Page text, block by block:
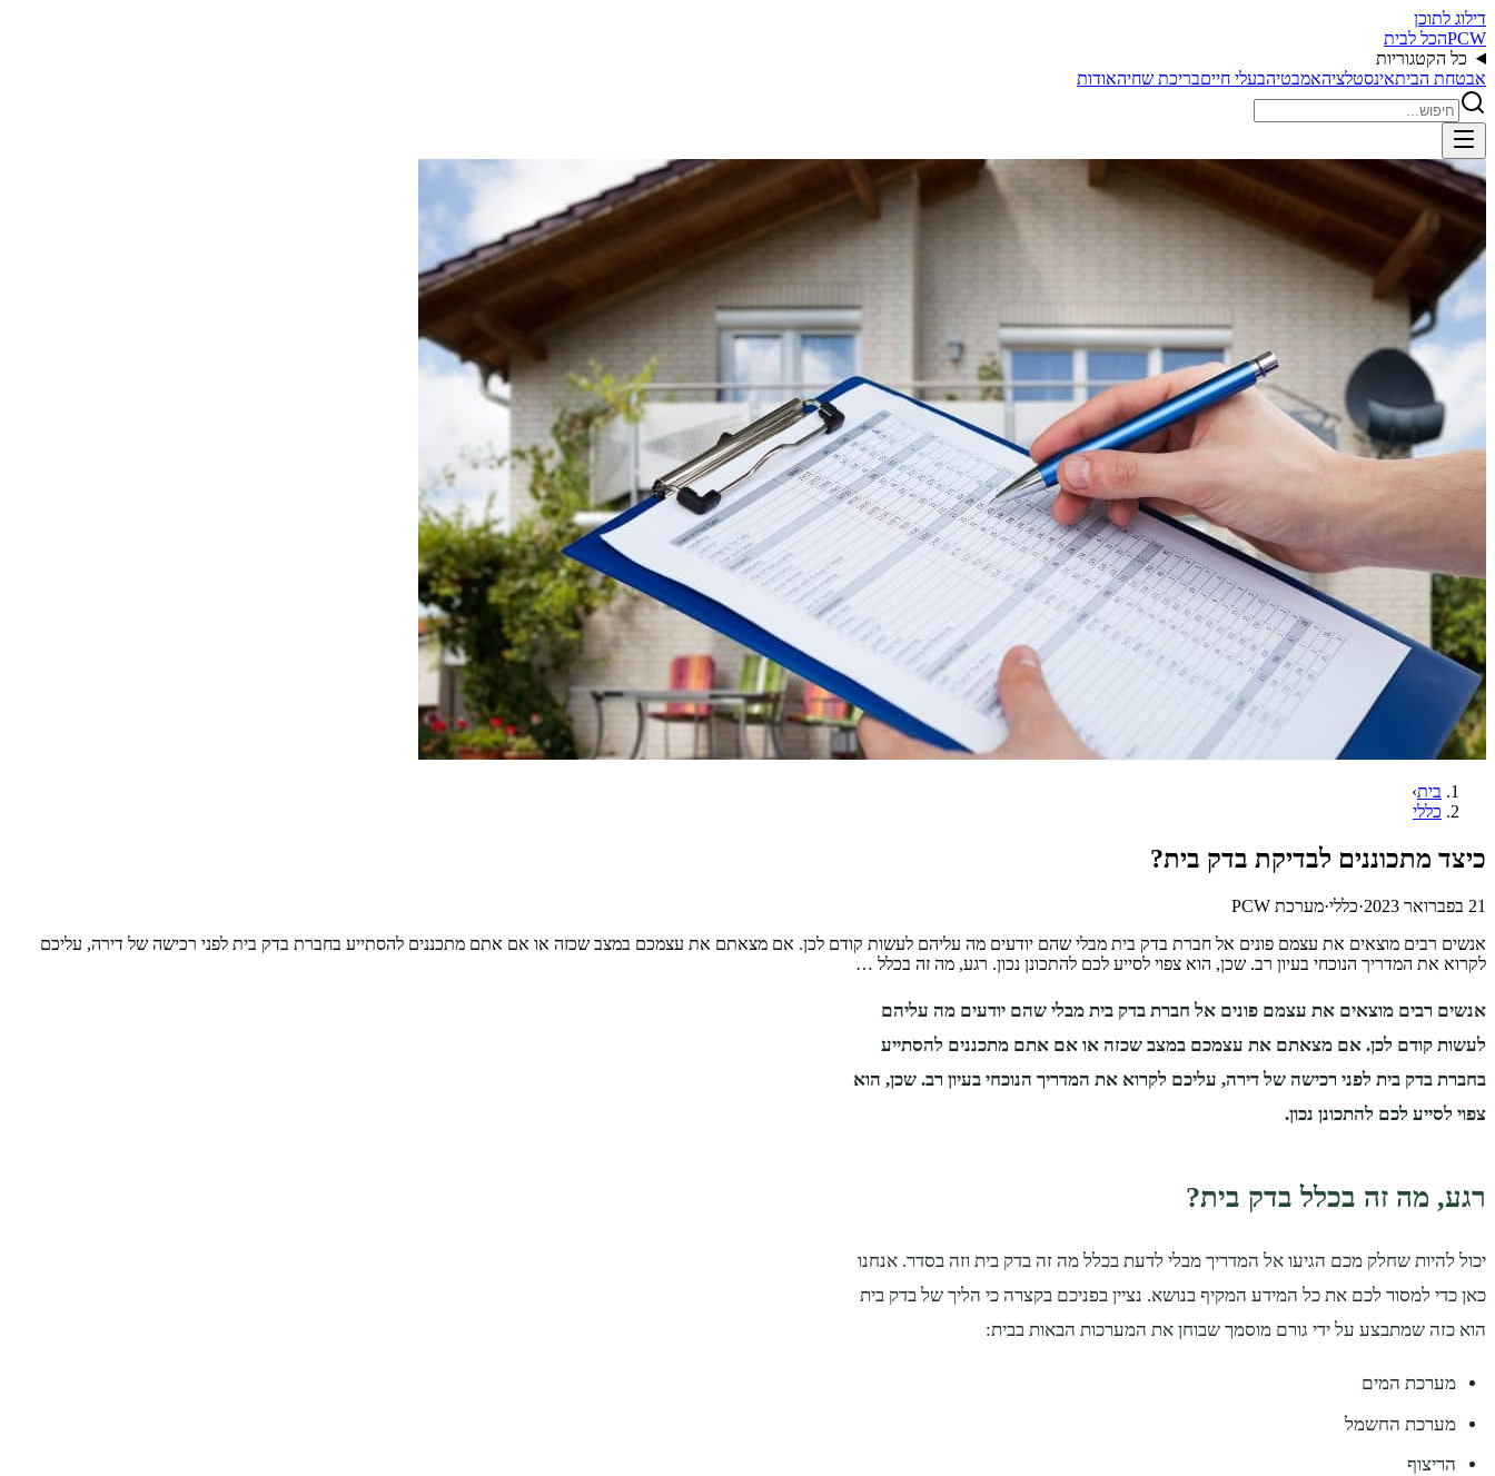
דילוג לתוכן
PCWהכל לבית
כל הקטגוריות
אבטחת הביתאינסטלציהאמבטיהבעלי חייםבריכת שחיהאודות
בית›
כללי
כיצד מתכוננים לבדיקת בדק בית?
21 בפברואר 2023 ·כללי·מערכת PCW
אנשים רבים מוצאים את עצמם פונים אל חברת בדק בית מבלי שהם יודעים מה עליהם לעשות קודם לכן. אם מצאתם את עצמכם במצב שכזה או אם אתם מתכננים להסתייע בחברת בדק בית לפני רכישה של דירה, עליכם
לקרוא את המדריך הנוכחי בעיון רב. שכן, הוא צפוי לסייע לכם להתכונן נכון. רגע, מה זה בכלל …
אנשים רבים מוצאים את עצמם פונים אל חברת בדק בית מבלי שהם יודעים מה עליהם
לעשות קודם לכן. אם מצאתם את עצמכם במצב שכזה או אם אתם מתכננים להסתייע
בחברת בדק בית לפני רכישה של דירה, עליכם לקרוא את המדריך הנוכחי בעיון רב. שכן, הוא
צפוי לסייע לכם להתכונן נכון.
רגע, מה זה בכלל בדק בית?
יכול להיות שחלק מכם הגיעו אל המדריך מבלי לדעת בכלל מה זה בדק בית וזה בסדר. אנחנו
כאן כדי למסור לכם את כל המידע המקיף בנושא. נציין בפניכם בקצרה כי הליך של בדק בית
הוא כזה שמתבצע על ידי גורם מוסמך שבוחן את המערכות הבאות בבית:
מערכת המים
מערכת החשמל
הריצוף